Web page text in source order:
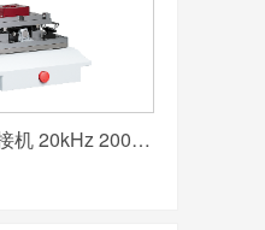
灵高超声波塑料焊接机 20kHz 2000/3000W K3000 Pro